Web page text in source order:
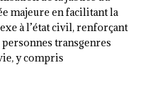
majeure en facilitant la
à l’état civil, renforçant
transgenres
y compris